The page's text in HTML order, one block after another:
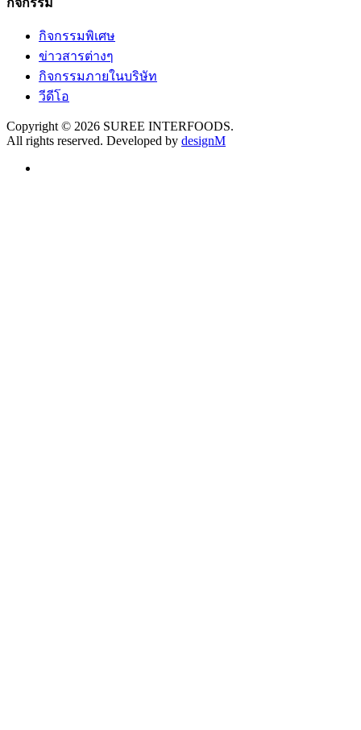
กิจกรรม
กิจกรรมพิเศษ
ข่าวสารต่างๆ
กิจกรรมภายในบริษัท
วีดีโอ
Copyright © 2026 SUREE INTERFOODS.
All rights reserved. Developed by designM